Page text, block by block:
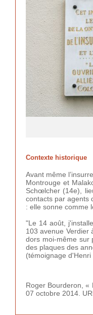
Contexte historique
Avant même
Montrouge et
Schœlcher (14e),
contacts par agents
: elle sonne comme
"Le 14 août,
103 avenue Verdier
dors moi-même sur
des plaques des
(témoignage d'Henri
Roger Bourderon,
07 octobre 2014.